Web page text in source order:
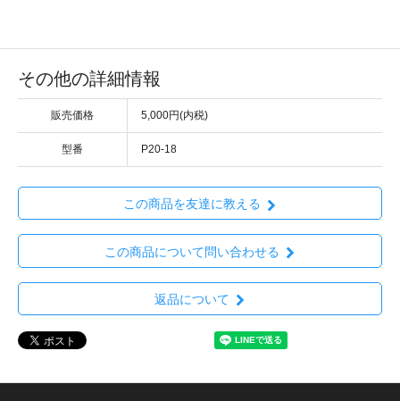
その他の詳細情報
販売価格 5,000円(内税)
型番 P20-18
この商品を友達に教える
この商品について問い合わせる
返品について